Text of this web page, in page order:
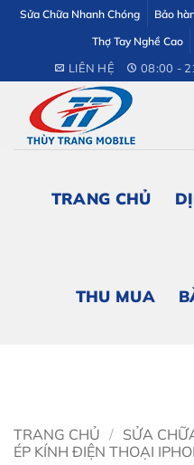
dung
Sửa Chữa Nhanh Chóng Bảo
Thợ Tay Nghề Cao
LIÊN HỆ 08:00 -
TRANG CHỦ
THU MUA
TRANG CHỦ / SỬA
ÉP KÍNH ĐIỆN THOẠI